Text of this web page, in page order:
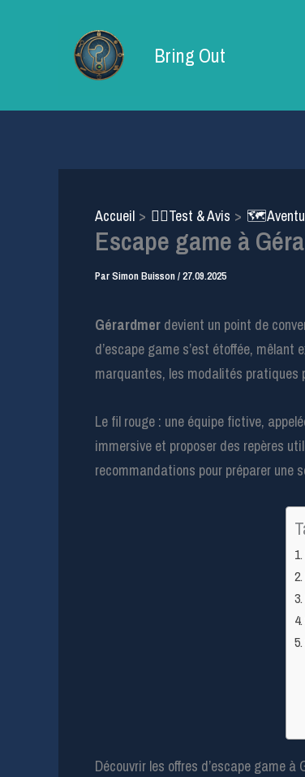
Bring Out
Accueil 🕵️‍♂️Test & Avis
Escape game à
ParSimon Buisson/27.09.2025
Gérardmer devient un point de
d’escape game s’est étoffée,
marquantes, les modalités pratiques
Le fil rouge : une équipe fictive,
immersive et proposer des repères
recommandations pour préparer une
Découvrir les offres d’escape game